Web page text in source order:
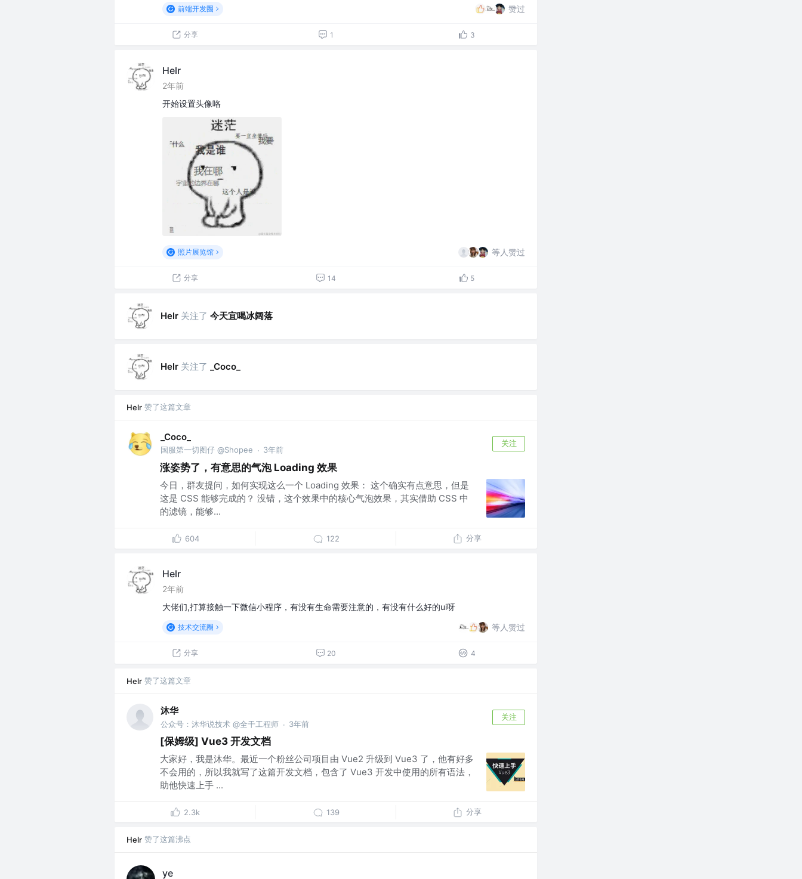
前端开发圈 赞过
分享 1 3
Helr
2年前
开始设置头像咯
照片展览馆 等人赞过
分享 14 5
Helr 关注了 今天宜喝冰阔落
Helr 关注了 _Coco_
Helr 赞了这篇文章
_Coco_
国服第一切图仔 @Shopee · 3年前
关注
涨姿势了，有意思的气泡 Loading 效果
今日，群友提问，如何实现这么一个 Loading 效果： 这个确实有点意思，但是
这是 CSS 能够完成的？ 没错，这个效果中的核心气泡效果，其实借助 CSS 中
的滤镜，能够...
604 122 分享
Helr
2年前
大佬们,打算接触一下微信小程序，有没有生命需要注意的，有没有什么好的ui呀
技术交流圈 等人赞过
分享 20 4
Helr 赞了这篇文章
沐华
公众号：沐华说技术 @全干工程师 · 3年前
关注
[保姆级] Vue3 开发文档
大家好，我是沐华。最近一个粉丝公司项目由 Vue2 升级到 Vue3 了，他有好多
不会用的，所以我就写了这篇开发文档，包含了 Vue3 开发中使用的所有语法，
助他快速上手 ...
2.3k 139 分享
Helr 赞了这篇沸点
ye